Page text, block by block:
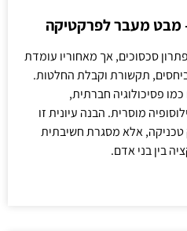
– מבט מעבר לפרקטיקה
סכסוכים, אך מאחוריו עומדת
תקשורת וקבלת החלטות.
פסיכולוגיה חברתית,
מוסרית. הבנה עיונית זו
אלא מסגרת חשיבתית
בין בני אדם.